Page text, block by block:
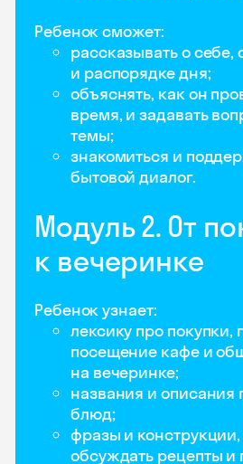
Ребенок сможет:
рассказывать о себе,
и распорядке дня;
объяснять, как он
время, и задавать
темы;
знакомиться и
бытовой диалог.
Модуль 2. От
к вечеринке
Ребенок узнает:
лексику про покупки,
посещение кафе и
на вечеринке;
названия и описания
блюд;
фразы и
обсуждать рецепты и